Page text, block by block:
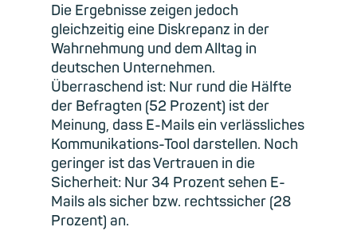
Die Ergebnisse zeigen jedoch
gleichzeitig eine Diskrepanz in der
Wahrnehmung und dem Alltag in
deutschen Unternehmen.
Überraschend ist: Nur rund die Hälfte
der Befragten (52 Prozent) ist der
Meinung, dass E-Mails ein verlässliches
Kommunikations-Tool darstellen. Noch
geringer ist das Vertrauen in die
Sicherheit: Nur 34 Prozent sehen E-
Mails als sicher bzw. rechtssicher (28
Prozent) an.